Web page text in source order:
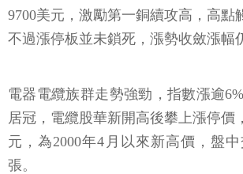
9700美元，激勵第一銅續攻高，高點
不過漲停板並未鎖死，漲勢收斂漲幅
電器電纜族群走勢強勁，指數漲逾
居冠，電纜股華新開高後攀上漲停價
元，為2000年4月以來新高價，盤
張。